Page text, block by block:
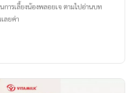
ารเลี้ยงน้องพลอยเจ ตามไปอ่านบท
ลยค่า